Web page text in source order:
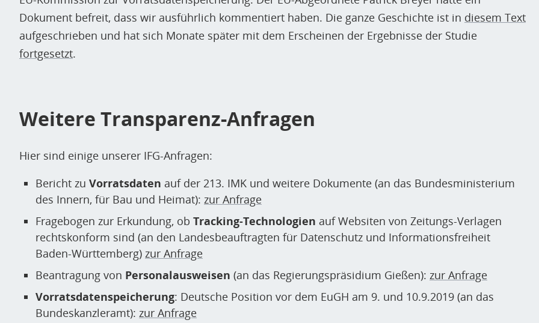
Dokument befreit, dass wir ausführlich kommentiert haben. Die ganze Geschichte ist in diesem Text
aufgeschrieben und hat sich Monate später mit dem Erscheinen der Ergebnisse der Studie
fortgesetzt.
Weitere Transparenz-Anfragen
Hier sind einige unserer IFG-Anfragen:
Bericht zu Vorratsdaten auf der 213. IMK und weitere Dokumente (an das Bundesministerium
des Innern, für Bau und Heimat): zur Anfrage
Fragebogen zur Erkundung, ob Tracking-Technologien auf Websiten von Zeitungs-Verlagen
rechtskonform sind (an den Landesbeauftragten für Datenschutz und Informationsfreiheit
Baden-Württemberg) zur Anfrage
Beantragung von Personalausweisen (an das Regierungspräsidium Gießen): zur Anfrage
Vorratsdatenspeicherung: Deutsche Position vor dem EuGH am 9. und 10.9.2019 (an das
Bundeskanzleramt): zur Anfrage